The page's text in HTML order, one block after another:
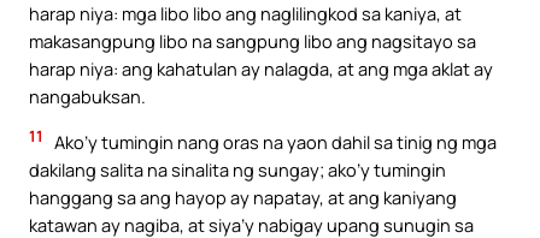
harap niya: mga libo libo ang naglilingkod sa kaniya, at
makasangpung libo na sangpung libo ang nagsitayo sa
harap niya: ang kahatulan ay nalagda, at ang mga aklat ay
nangabuksan.
11
Ako’y tumingin nang oras na yaon dahil sa tinig ng mga
dakilang salita na sinalita ng sungay; ako’y tumingin
hanggang sa ang hayop ay napatay, at ang kaniyang
katawan ay nagiba, at siya’y nabigay upang sunugin sa